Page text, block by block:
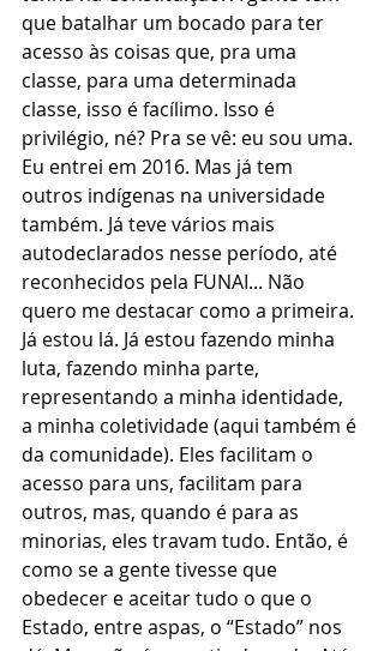
que batalhar um bocado para ter
acesso às coisas que, pra uma
classe, para uma determinada
classe, isso é facílimo. Isso é
privilégio, né? Pra se vê: eu sou uma.
Eu entrei em 2016. Mas já tem
outros indígenas na universidade
também. Já teve vários mais
autodeclarados nesse período, até
reconhecidos pela FUNAI... Não
quero me destacar como a primeira.
Já estou lá. Já estou fazendo minha
luta, fazendo minha parte,
representando a minha identidade,
a minha coletividade (aqui também é
da comunidade). Eles facilitam o
acesso para uns, facilitam para
outros, mas, quando é para as
minorias, eles travam tudo. Então, é
como se a gente tivesse que
obedecer e aceitar tudo o que o
Estado, entre aspas, o “Estado” nos